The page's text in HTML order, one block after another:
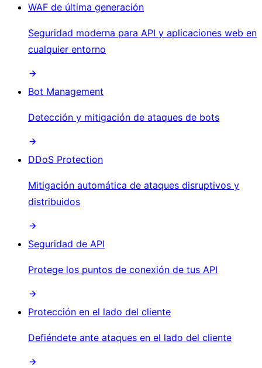
WAF de última generación
Seguridad moderna para API y aplicaciones web en
cualquier entorno
Bot Management
Detección y mitigación de ataques de bots
DDoS Protection
Mitigación automática de ataques disruptivos y
distribuidos
Seguridad de API
Protege los puntos de conexión de tus API
Protección en el lado del cliente
Defiéndete ante ataques en el lado del cliente